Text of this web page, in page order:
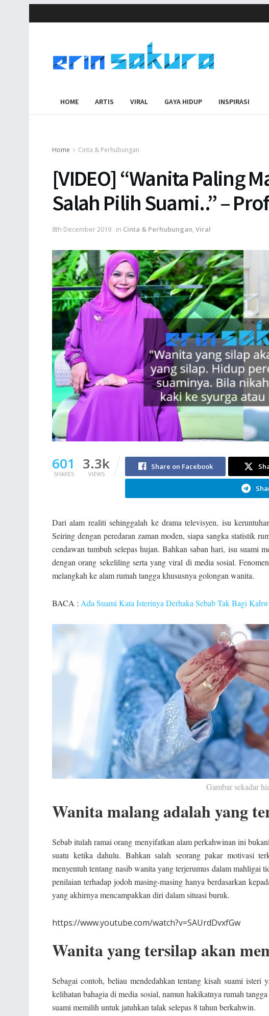
HOME ARTIS VIRAL GAYA HIDUP INSPIRASI
Home Cinta & Perhubungan
[VIDEO] “Wanita Paling
Salah Pilih Suami..” –
8th December 2019 in Cinta & Perhubungan,Viral
601
SHARES
3.3k
VIEWS
Share on Facebook
Dari alam realiti sehinggalah ke drama televisyen, isu
Seiring dengan peredaran zaman moden, siapa sangka statistik
cendawan tumbuh selepas hujan. Bahkan saban hari, isu suami
dengan orang sekeliling serta yang viral di media sosial.
melangkah ke alam rumah tangga khususnya golongan wanita.
BACA : Ada Suami Kata Isterinya Derhaka Sebab Tak Bagi
Gambar sekadar
Wanita malang adalah yang
Sebab itulah ramai orang menyifatkan alam perkahwinan ini
suatu ketika dahulu. Bahkan salah seorang pakar motivasi
menyentuh tentang nasib wanita yang terjerumus dalam mahligai
penilaian terhadap jodoh masing-masing hanya berdasarkan
yang akhirnya mencampakkan diri dalam situasi buruk.
https://www.youtube.com/watch?v=SAUrdDvxfGw
Wanita yang tersilap akan
Sebagai contoh, beliau mendedahkan tentang kisah suami
kelihatan bahagia di media sosial, namun hakikatnya rumah
suami memilih untuk jatuhkan talak selepas 8 tahun berkahwin.